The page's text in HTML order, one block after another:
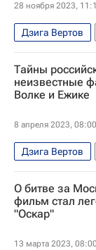
28 ноября 2023,
Дзига Вертов
Константин
Москва
Тайны
неизвестные
Волке и Ежике
8 апреля 2023, 08:00
Дзига Вертов
Владимир
Вячеслав
Оскар (премия)
Андрей Миронов
О битве за
фильм стал
"Оскар"
13 марта 2023, 08:00